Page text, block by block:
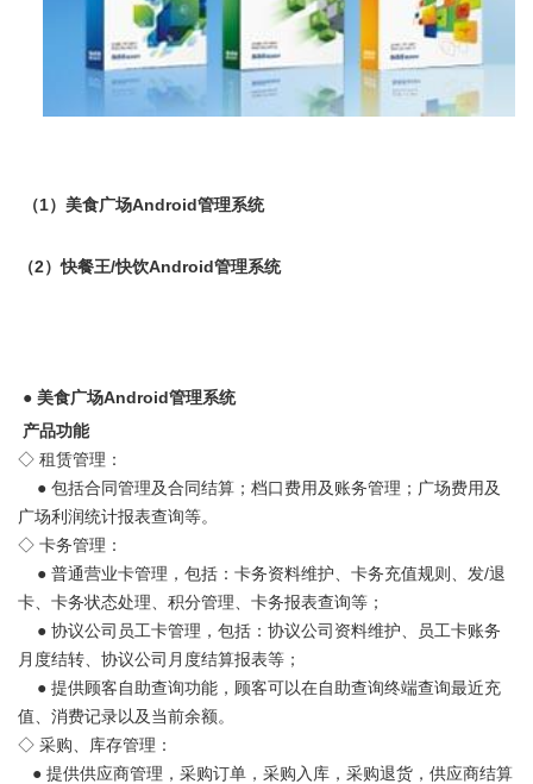
（1）美食广场Android管理系统
（2）快餐王/快饮Android管理系统
● 美食广场Android管理系统
产品功能
◇ 租赁管理：
● 包括合同管理及合同结算；档口费用及账务管理；广场费用及
广场利润统计报表查询等。
◇ 卡务管理：
● 普通营业卡管理，包括：卡务资料维护、卡务充值规则、发/退
卡、卡务状态处理、积分管理、卡务报表查询等；
● 协议公司员工卡管理，包括：协议公司资料维护、员工卡账务
月度结转、协议公司月度结算报表等；
● 提供顾客自助查询功能，顾客可以在自助查询终端查询最近充
值、消费记录以及当前余额。
◇ 采购、库存管理：
● 提供供应商管理，采购订单，采购入库，采购退货，供应商结算